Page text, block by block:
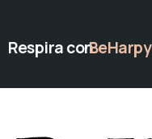
Respira conBeHarpy